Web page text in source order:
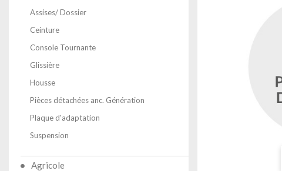
Assises/ Dossier
Ceinture
Console Tournante
Glissière
Housse
Pièces détachées anc. Génération
Plaque d'adaptation
Suspension
Agricole